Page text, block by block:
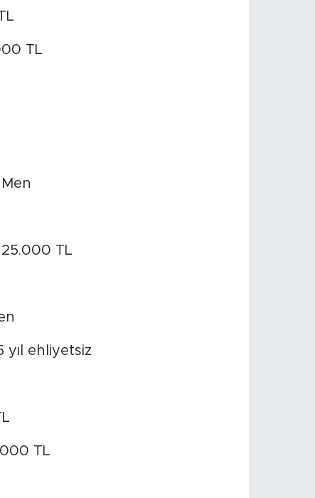
TL
TL
ehliyetsiz
TL